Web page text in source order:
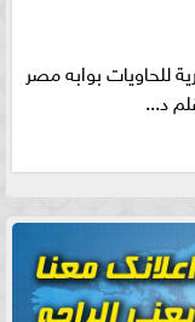
للحاويات بوابه مصر
د...